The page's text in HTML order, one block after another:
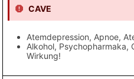
CAVE
Atemdepression, Apnoe,
Alkohol, Psychopharmaka,
Wirkung!